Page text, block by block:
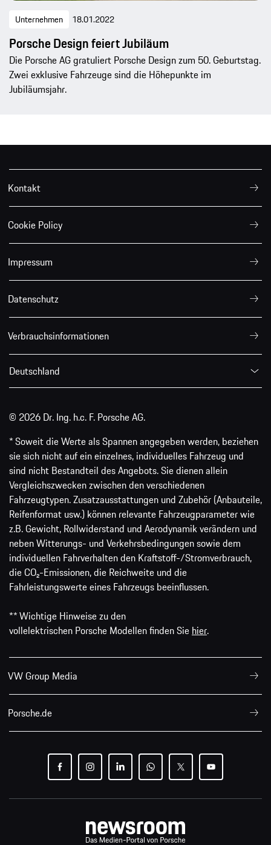
Unternehmen 18.01.2022
Porsche Design feiert Jubiläum
Die Porsche AG gratuliert Porsche Design zum 50. Geburtstag.
Zwei exklusive Fahrzeuge sind die Höhepunkte im
Jubiläumsjahr.
Kontakt
Cookie Policy
Impressum
Datenschutz
Verbrauchsinformationen
Deutschland
© 2026 Dr. Ing. h.c. F. Porsche AG.
* Soweit die Werte als Spannen angegeben werden, beziehen
sie sich nicht auf ein einzelnes, individuelles Fahrzeug und
sind nicht Bestandteil des Angebots. Sie dienen allein
Vergleichszwecken zwischen den verschiedenen
Fahrzeugtypen. Zusatzausstattungen und Zubehör (Anbauteile,
Reifenformat usw.) können relevante Fahrzeugparameter wie
z.B. Gewicht, Rollwiderstand und Aerodynamik verändern und
neben Witterungs- und Verkehrsbedingungen sowie dem
individuellen Fahrverhalten den Kraftstoff-/Stromverbrauch,
die CO₂-Emissionen, die Reichweite und die
Fahrleistungswerte eines Fahrzeugs beeinflussen.
** Wichtige Hinweise zu den
vollelektrischen Porsche Modellen finden Sie hier.
VW Group Media
Porsche.de